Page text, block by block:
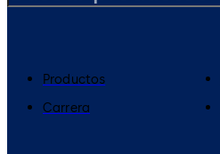
Productos
Carrera